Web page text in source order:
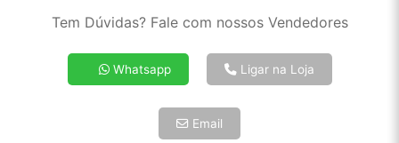
2x de R$ 43,05
4x de R$ 22,17
5x de R$ 17,97
Tem Dúvidas? Fale com nossos Vendedores
Whatsapp Ligar na Loja
Email